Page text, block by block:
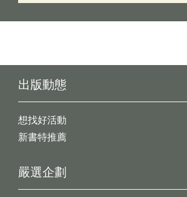
出版動態
想找好活動
新書特推薦
嚴選企劃